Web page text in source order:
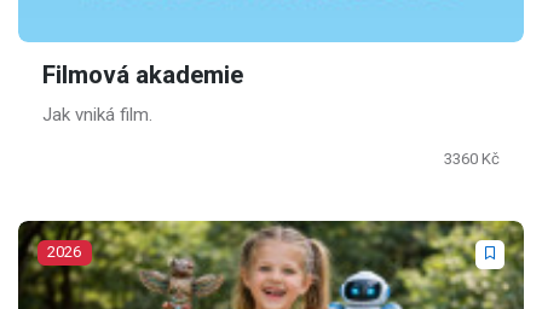
Filmová akademie
Jak vniká film.
3360 Kč
2026